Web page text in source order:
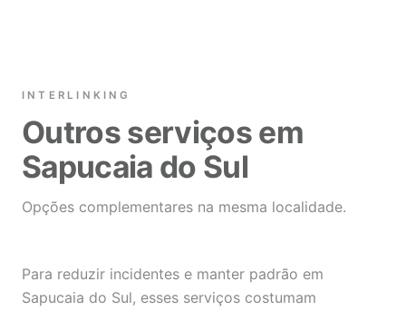
INTERLINKING
Outros serviços em
Sapucaia do Sul
Opções complementares na mesma localidade.
Para reduzir incidentes e manter padrão em
Sapucaia do Sul, esses serviços costumam